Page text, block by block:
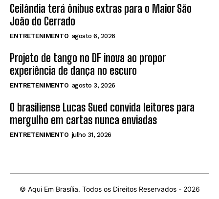
Ceilândia terá ônibus extras para o Maior São
João do Cerrado
ENTRETENIMENTO agosto 6, 2026
Projeto de tango no DF inova ao propor
experiência de dança no escuro
ENTRETENIMENTO agosto 3, 2026
O brasiliense Lucas Sued convida leitores para
mergulho em cartas nunca enviadas
ENTRETENIMENTO julho 31, 2026
© Aqui Em Brasília. Todos os Direitos Reservados - 2026